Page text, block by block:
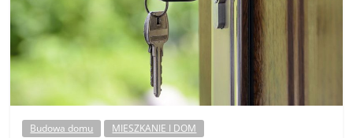
Budowa domu MIESZKANIE I DOM